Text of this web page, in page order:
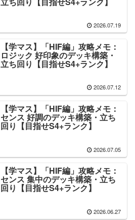
2026.07.19
【学マス】「HIF編」攻略メモ：
ロジック 好印象のデッキ構築・
立ち回り【目指せS4+ランク】
2026.07.12
【学マス】「HIF編」攻略メモ：
センス 好調のデッキ構築・立ち
回り【目指せS4+ランク】
2026.07.05
【学マス】「HIF編」攻略メモ：
センス 集中のデッキ構築・立ち
回り【目指せS4+ランク】
2026.06.27